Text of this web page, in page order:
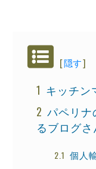
[隠す]
キッチン
パペリナ
るブログさ
個人